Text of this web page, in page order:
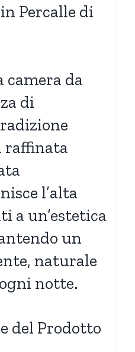
Percalle di
camera da
di
raffinata
l’alta
a un’estetica
un
naturale
notte.
del Prodotto